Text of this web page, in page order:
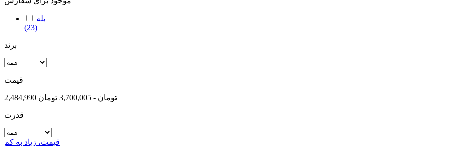
بله
(23)
برند
قیمت
2,484,990 تومان - 3,700,005 تومان
قدرت
قیمت، زیاد به کم